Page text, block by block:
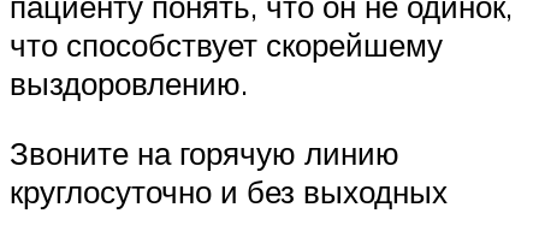
что способствует скорейшему
выздоровлению.
Звоните на горячую линию
круглосуточно и без выходных